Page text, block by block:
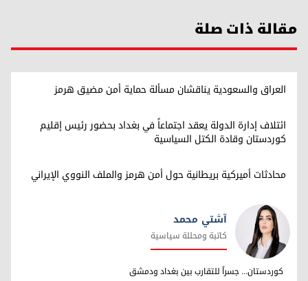
مقالة ذات صلة
العراق والسعودية يناقشان مسألة حماية أمن مضيق هرمز
ائتلاف إدارة الدولة يعقد اجتماعاً في بغداد بحضور رئيس إقليم
كوردستان وقادة الكتل السياسية
محادثات أميركية بريطانية حول أمن هرمز والملف النووي الإيراني
آشتي محمد
آشتي محمد
كاتبة ومحللة سياسية
كوردستان... جسراً للتقارب بين بغداد ودمشق